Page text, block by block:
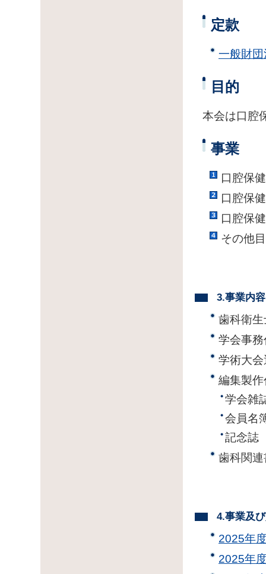
定款
一般財
目的
本会は口腔
事業
口腔保
口腔保
口腔保
その他
3.事業内容
歯科衛
学会事
学術大
編集製
学会雑
会員名
記念誌
歯科関
4.事業及
2025年
2025年